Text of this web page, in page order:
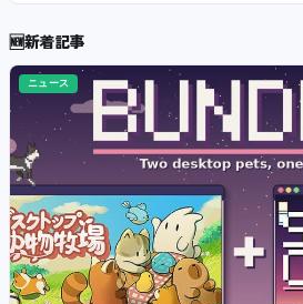
🆕新着記事
ニュース